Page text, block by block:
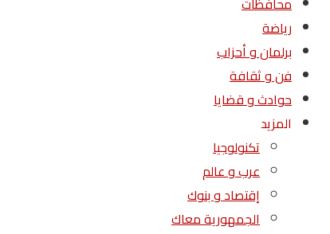
رياضة
برلمان و أحزاب
فن و ثقافة
حوادث و قضايا
المزيد
تكنولوجيا
عرب و عالم
إقتصاد و بنوك
الجمهورية معاك